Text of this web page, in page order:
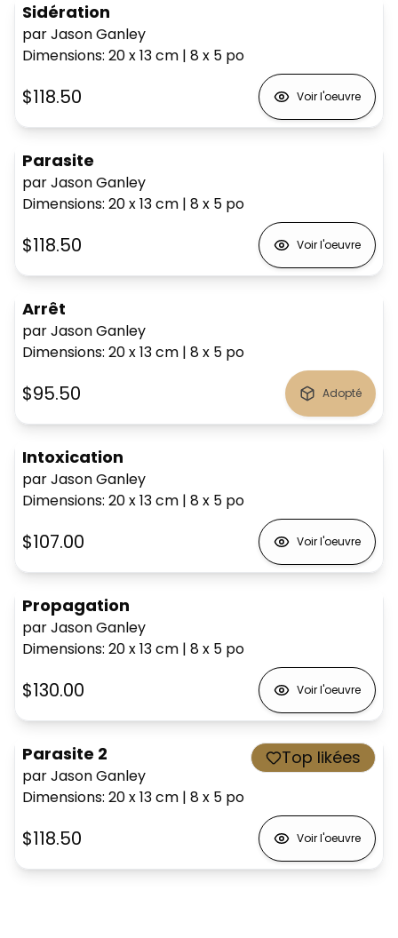
Sidération
par Jason Ganley
Dimensions: 20 x 13cm | 8 x 5 po
$118.50 Voir l'oeuvre
Parasite
par Jason Ganley
Dimensions: 20 x 13cm | 8 x 5 po
$118.50 Voir l'oeuvre
Arrêt
par Jason Ganley
Dimensions: 20 x 13cm | 8 x 5 po
$95.50 Adopté
Intoxication
par Jason Ganley
Dimensions: 20 x 13cm | 8 x 5 po
$107.00 Voir l'oeuvre
Propagation
par Jason Ganley
Dimensions: 20 x 13cm | 8 x 5 po
$130.00 Voir l'oeuvre
Parasite 2
par Jason Ganley
Dimensions: 20 x 13cm | 8 x 5 po
Top likées
$118.50 Voir l'oeuvre